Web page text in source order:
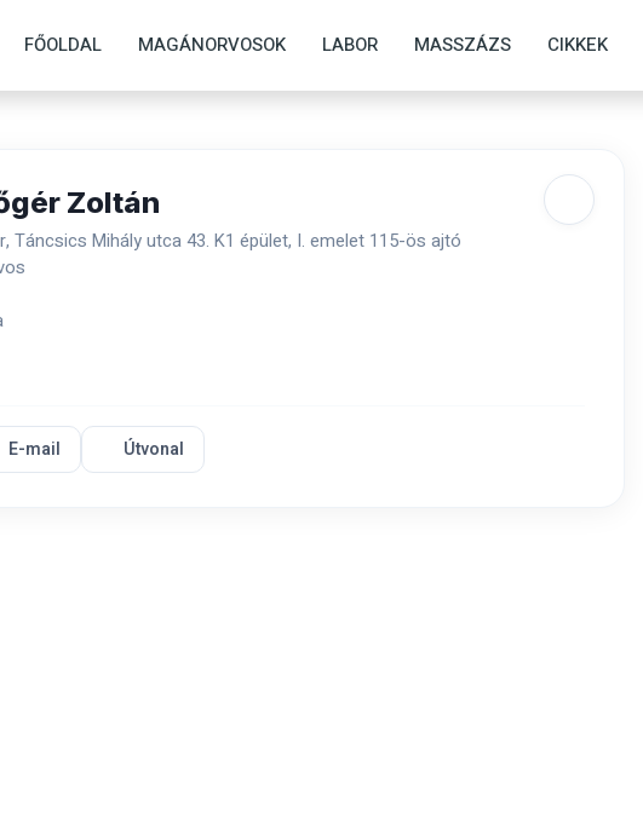
FŐOLDAL MAGÁNORVOSOK LABOR MASSZÁZS CIKKEK
Zoltán
Táncsics Mihály utca 43. K1 épület, I. emelet 115-ös ajtó
E-mail Útvonal